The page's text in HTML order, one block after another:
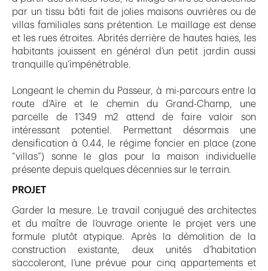
par un tissu bâti fait de jolies maisons ouvrières ou de
villas familiales sans prétention. Le maillage est dense
et les rues étroites. Abrités derrière de hautes haies, les
habitants jouissent en général d’un petit jardin aussi
tranquille qu’impénétrable.
Longeant le chemin du Passeur, à mi-parcours entre la
route d’Aïre et le chemin du Grand-Champ, une
parcelle de 1’349 m2 attend de faire valoir son
intéressant potentiel. Permettant désormais une
densification à 0.44, le régime foncier en place (zone
“villas”) sonne le glas pour la maison individuelle
présente depuis quelques décennies sur le terrain.
PROJET
Garder la mesure. Le travail conjugué des architectes
et du maître de l’ouvrage oriente le projet vers une
formule plutôt atypique. Après la démolition de la
construction existante, deux unités d’habitation
s’accoleront, l’une prévue pour cinq appartements et